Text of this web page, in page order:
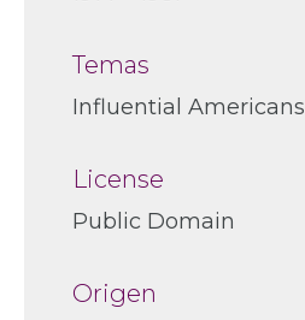
Temas
Influential Americans
License
Public Domain
Origen